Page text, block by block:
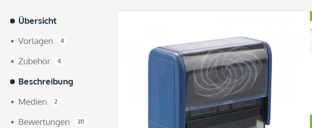
Übersicht
Vorlagen
4
Zubehör 4
Beschreibung
Medien
2
Bewertungen 311